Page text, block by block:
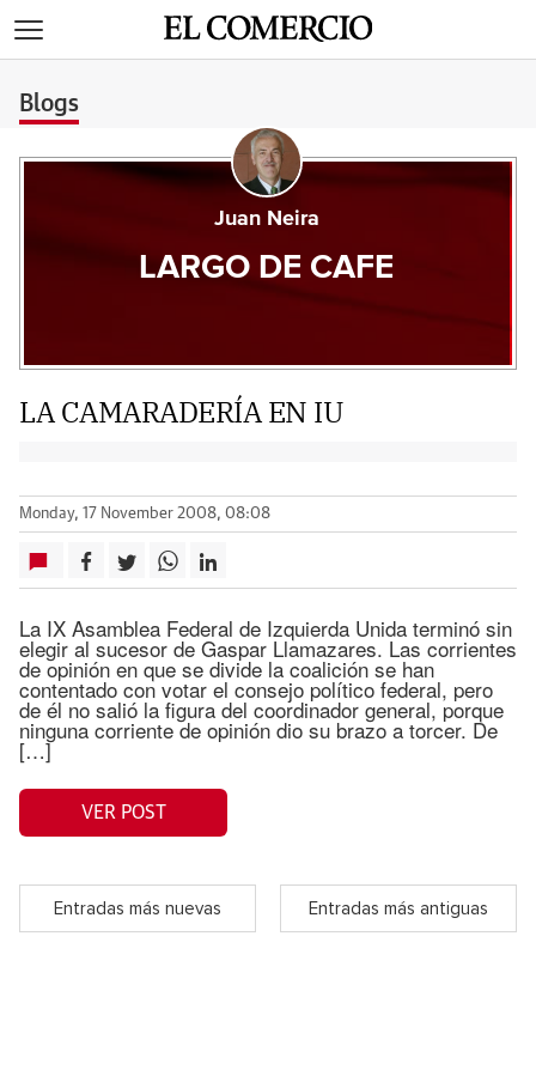
Blogs
Juan Neira
LARGO DE CAFE
LA CAMARADERÍA EN IU
Monday, 17 November 2008, 08:08
La IX Asamblea Federal de Izquierda Unida terminó sin
elegir al sucesor de Gaspar Llamazares. Las corrientes
de opinión en que se divide la coalición se han
contentado con votar el consejo político federal, pero
de él no salió la figura del coordinador general, porque
ninguna corriente de opinión dio su brazo a torcer. De
[…]
VER POST
Entradas más nuevas Entradas más antiguas